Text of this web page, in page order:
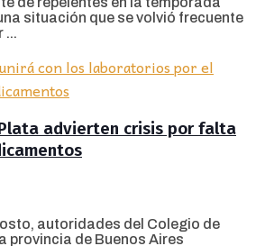
situación que se volvió frecuente
...
advierten crisis por falta
autoridades del Colegio de
provincia de Buenos Aires